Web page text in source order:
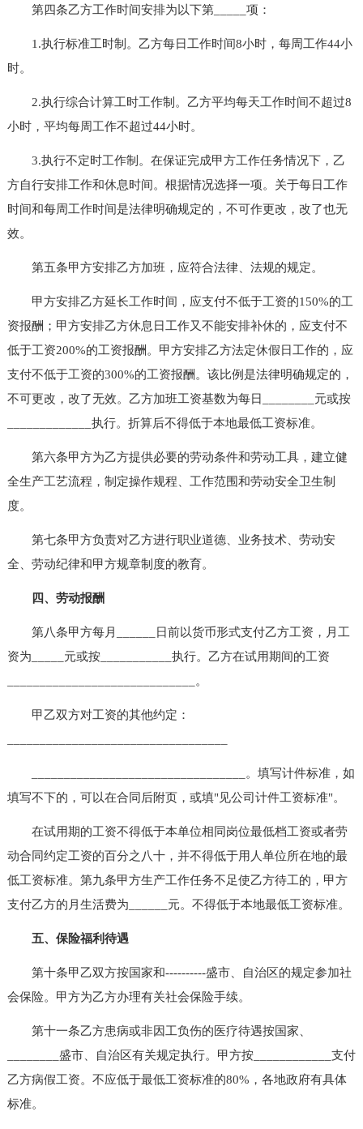
第四条乙方工作时间安排为以下第_____项：
1.执行标准工时制。乙方每日工作时间8小时，每周工作44小
时。
2.执行综合计算工时工作制。乙方平均每天工作时间不超过8
小时，平均每周工作不超过44小时。
3.执行不定时工作制。在保证完成甲方工作任务情况下，乙
方自行安排工作和休息时间。根据情况选择一项。关于每日工作
时间和每周工作时间是法律明确规定的，不可作更改，改了也无
效。
第五条甲方安排乙方加班，应符合法律、法规的规定。
甲方安排乙方延长工作时间，应支付不低于工资的150%的工
资报酬；甲方安排乙方休息日工作又不能安排补休的，应支付不
低于工资200%的工资报酬。甲方安排乙方法定休假日工作的，应
支付不低于工资的300%的工资报酬。该比例是法律明确规定的，
不可更改，改了无效。乙方加班工资基数为每日________元或按
_____________执行。折算后不得低于本地最低工资标准。
第六条甲方为乙方提供必要的劳动条件和劳动工具，建立健
全生产工艺流程，制定操作规程、工作范围和劳动安全卫生制
度。
第七条甲方负责对乙方进行职业道德、业务技术、劳动安
全、劳动纪律和甲方规章制度的教育。
四、劳动报酬
第八条甲方每月______日前以货币形式支付乙方工资，月工
资为_____元或按___________执行。乙方在试用期间的工资
_____________________________。
甲乙双方对工资的其他约定：
_________________________________。填写计件标准，如
填写不下的，可以在合同后附页，或填"见公司计件工资标准"。
在试用期的工资不得低于本单位相同岗位最低档工资或者劳
动合同约定工资的百分之八十，并不得低于用人单位所在地的最
低工资标准。第九条甲方生产工作任务不足使乙方待工的，甲方
支付乙方的月生活费为______元。不得低于本地最低工资标准。
五、保险福利待遇
第十条甲乙双方按国家和----------盛市、自治区的规定参加社
会保险。甲方为乙方办理有关社会保险手续。
第十一条乙方患病或非因工负伤的医疗待遇按国家、
________盛市、自治区有关规定执行。甲方按____________支付
乙方病假工资。不应低于最低工资标准的80%，各地政府有具体
标准。